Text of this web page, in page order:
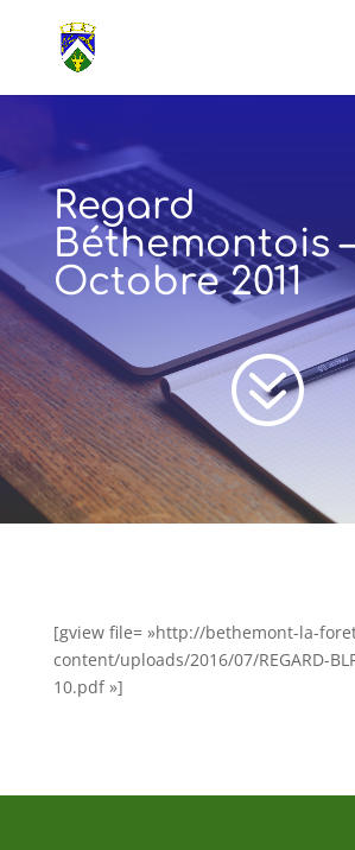
Regard
Béthemontois –
Octobre 2011
?
[gview file= »http://bethemont-la-
content/uploads/2016/07/REGARD-
10.pdf »]